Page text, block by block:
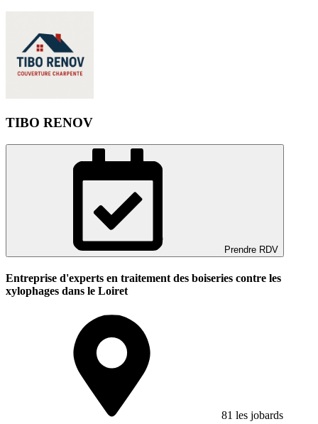
TIBO RENOV
Prendre RDV
Entreprise d'experts en traitement des boiseries contre les
xylophages dans le Loiret
81 les jobards